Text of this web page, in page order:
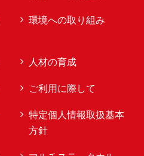
環境への取り組み
人材の育成
ご利用に際して
特定個人情報取扱基本
方針